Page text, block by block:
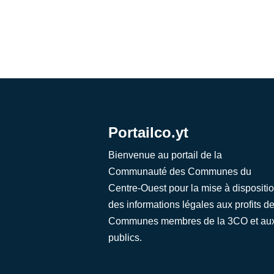
Portailco.yt
Bienvenue au portail de la
Communauté des Communes du
Centre-Ouest pour la mise à
des informations légales aux profits
Communes membres de la 3CO et
publics.